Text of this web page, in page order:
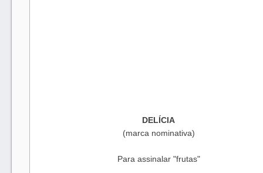
DELÍCIA
(marca nominativa)
Para assinalar "frutas"